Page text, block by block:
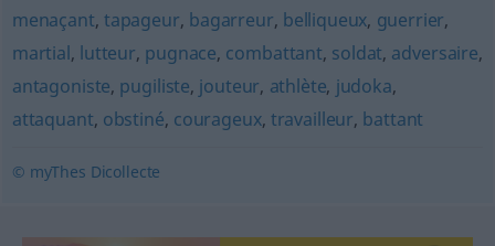
menaçant, tapageur, bagarreur, belliqueux, guerrier,
martial, lutteur, pugnace, combattant, soldat, adversaire,
antagoniste, pugiliste, jouteur, athlète, judoka,
attaquant, obstiné, courageux, travailleur, battant
© myThes Dicollecte